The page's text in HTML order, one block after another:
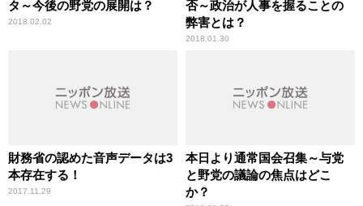
タ～今後の野党の展開は？
2018.02.02
否～政治が人事を握ることの
弊害とは？
2018.01.30
財務省の認めた音声データは3
本存在する！
2017.11.29
本日より通常国会召集～与党
と野党の議論の焦点はどこ
か？